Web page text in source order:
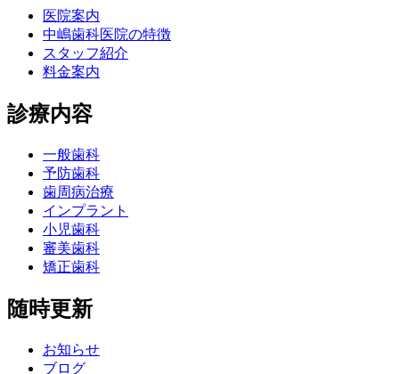
医院案内
中嶋歯科医院の特徴
スタッフ紹介
料金案内
診療内容
一般歯科
予防歯科
歯周病治療
インプラント
小児歯科
審美歯科
矯正歯科
随時更新
お知らせ
ブログ